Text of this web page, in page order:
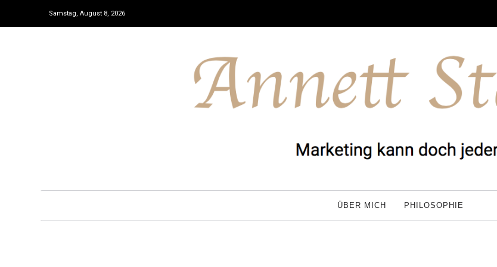
Samstag, August 8, 2026
ÜBER MICH PHILOSOPHIE